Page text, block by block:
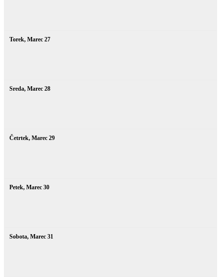
Torek, Marec 27
Sreda, Marec 28
Četrtek, Marec 29
Petek, Marec 30
Sobota, Marec 31